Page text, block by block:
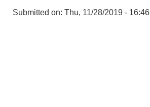
Submitted on: Thu, 11/28/2019 - 16:46